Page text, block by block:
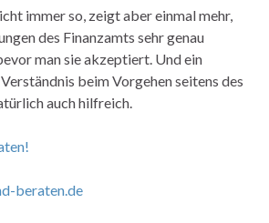
immer so, zeigt aber einmal mehr,
des Finanzamts sehr genau
man sie akzeptiert. Und ein
beim Vorgehen seitens des
auch hilfreich.
beraten.de